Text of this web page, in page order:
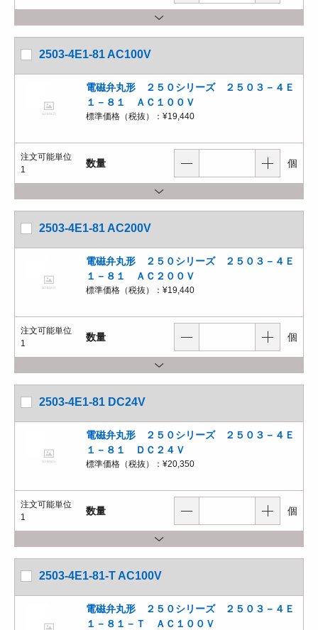
2503-4E1-81 AC100V
電磁弁丸形 ２５０シリーズ ２５０３－４Ｅ
１－８１ ＡＣ１００Ｖ
標準価格（税抜）： ¥19,440
注文可能単位
1
数量 個
2503-4E1-81 AC200V
電磁弁丸形 ２５０シリーズ ２５０３－４Ｅ
１－８１ ＡＣ２００Ｖ
標準価格（税抜）： ¥19,440
注文可能単位
1
数量 個
2503-4E1-81 DC24V
電磁弁丸形 ２５０シリーズ ２５０３－４Ｅ
１－８１ ＤＣ２４Ｖ
標準価格（税抜）： ¥20,350
注文可能単位
1
数量 個
2503-4E1-81-T AC100V
電磁弁丸形 ２５０シリーズ ２５０３－４Ｅ
１－８１－Ｔ ＡＣ１００Ｖ